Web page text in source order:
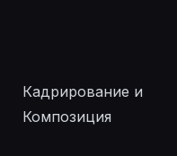
Кадрирование и
Композиция